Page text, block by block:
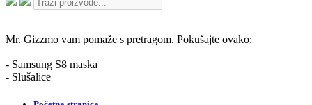
Mr. Gizzmo vam pomaže s pretragom. Pokušajte ovako:
- Samsung S8 maska
- Slušalice